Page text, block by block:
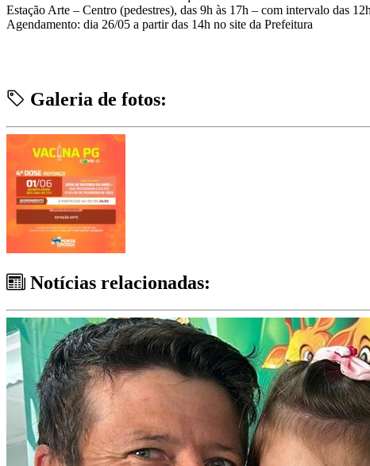
Estação Arte – Centro (pedestres), das 9h às 17h – com intervalo das
Agendamento: dia 26/05 a partir das 14h no site da Prefeitura
Galeria de fotos:
Notícias relacionadas: